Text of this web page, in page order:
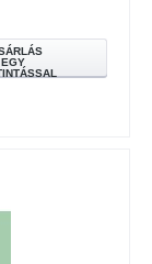
EGY